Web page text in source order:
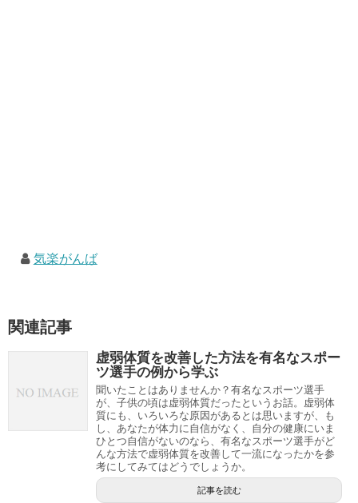
気楽がんば
関連記事
虚弱体質を改善した方法を有名なスポー
ツ選手の例から学ぶ
聞いたことはありませんか？有名なスポーツ選手
が、子供の頃は虚弱体質だったというお話。虚弱体
質にも、いろいろな原因があるとは思いますが、も
し、あなたが体力に自信がなく、自分の健康にいま
ひとつ自信がないのなら、有名なスポーツ選手がど
んな方法で虚弱体質を改善して一流になったかを参
考にしてみてはどうでしょうか。
記事を読む